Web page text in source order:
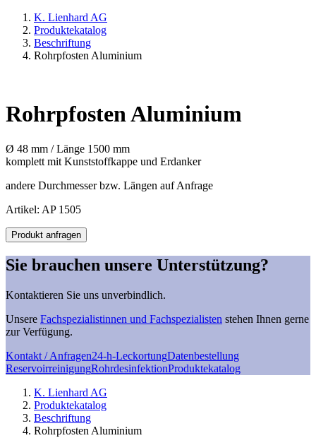
K. Lienhard AG
Produktekatalog
Beschriftung
Rohrpfosten Aluminium
Rohrpfosten Aluminium
Ø 48 mm / Länge 1500 mm
komplett mit Kunststoffkappe und Erdanker
andere Durchmesser bzw. Längen auf Anfrage
Artikel: AP 1505
Rohrpfosten
Aluminium
Menge
Produkt anfragen
Sie brauchen unsere Unterstützung?
Kontaktieren Sie uns unverbindlich.
Unsere Fachspezialistinnen und Fachspezialisten stehen Ihnen gerne
zur Verfügung.
Kontakt / Anfragen24-h-LeckortungDatenbestellung
ReservoirreinigungRohrdesinfektionProduktekatalog
K. Lienhard AG
Produktekatalog
Beschriftung
Rohrpfosten Aluminium